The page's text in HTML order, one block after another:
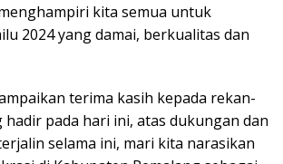
kita semua untuk
2024 yang damai, berkualitas dan
terima kasih kepada rekan-
hadir pada hari ini, atas dukungan dan
selama ini, mari kita narasikan